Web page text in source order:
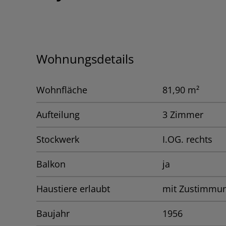
Wohnungsdetails
Wohnfläche 81,90 m²
Aufteilung 3 Zimmer
Stockwerk I.OG. rechts
Balkon ja
Haustiere erlaubt mit
Baujahr 1956